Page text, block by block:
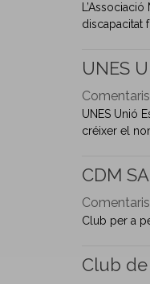
discapacitat
UNES
UNES Unió
créixer el
CDM
Club per a
Club de